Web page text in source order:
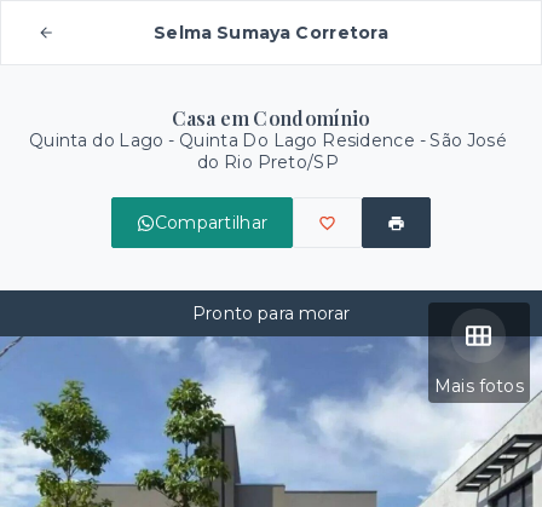
Selma Sumaya Corretora
Casa em Condomínio
Quinta do Lago - Quinta Do Lago Residence - São José
do Rio Preto/SP
Compartilhar
Mais fotos
Pronto para morar